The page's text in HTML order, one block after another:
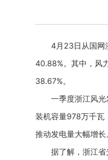
4月23日从国网浙
40.88%。其中，风
38.67%。
一季度浙江风光
装机容量978万千瓦
推动发电量大幅增
据了解，浙江省